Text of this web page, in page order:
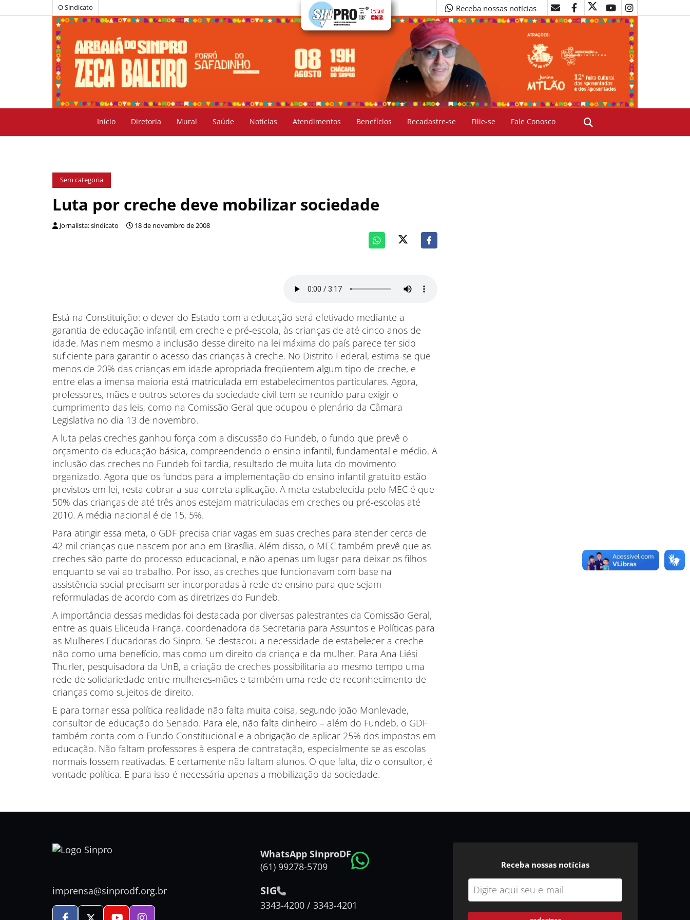
O Sindicato Receba nossas notícias
Início Diretoria Mural Saúde Notícias Atendimentos Benefícios Recadastre-se Filie-se Fale Conosco
Sem categoria
Luta por creche deve mobilizar sociedade
Jornalista: sindicato 18 de novembro de 2008
Está na Constituição: o dever do Estado com a educação será efetivado mediante a
garantia de educação infantil, em creche e pré-escola, às crianças de até cinco anos de
idade. Mas nem mesmo a inclusão desse direito na lei máxima do país parece ter sido
suficiente para garantir o acesso das crianças à creche. No Distrito Federal, estima-se que
menos de 20% das crianças em idade apropriada freqüentem algum tipo de creche, e
entre elas a imensa maioria está matriculada em estabelecimentos particulares. Agora,
professores, mães e outros setores da sociedade civil tem se reunido para exigir o
cumprimento das leis, como na Comissão Geral que ocupou o plenário da Câmara
Legislativa no dia 13 de novembro.
A luta pelas creches ganhou força com a discussão do Fundeb, o fundo que prevê o
orçamento da educação básica, compreendendo o ensino infantil, fundamental e médio. A
inclusão das creches no Fundeb foi tardia, resultado de muita luta do movimento
organizado. Agora que os fundos para a implementação do ensino infantil gratuito estão
previstos em lei, resta cobrar a sua correta aplicação. A meta estabelecida pelo MEC é que
50% das crianças de até três anos estejam matriculadas em creches ou pré-escolas até
2010. A média nacional é de 15, 5%.
Para atingir essa meta, o GDF precisa criar vagas em suas creches para atender cerca de
42 mil crianças que nascem por ano em Brasília. Além disso, o MEC também prevê que as
creches são parte do processo educacional, e não apenas um lugar para deixar os filhos
enquanto se vai ao trabalho. Por isso, as creches que funcionavam com base na
assistência social precisam ser incorporadas à rede de ensino para que sejam
reformuladas de acordo com as diretrizes do Fundeb.
A importância dessas medidas foi destacada por diversas palestrantes da Comissão Geral,
entre as quais Eliceuda França, coordenadora da Secretaria para Assuntos e Políticas para
as Mulheres Educadoras do Sinpro. Se destacou a necessidade de estabelecer a creche
não como uma benefício, mas como um direito da criança e da mulher. Para Ana Liési
Thurler, pesquisadora da UnB, a criação de creches possibilitaria ao mesmo tempo uma
rede de solidariedade entre mulheres-mães e também uma rede de reconhecimento de
crianças como sujeitos de direito.
E para tornar essa política realidade não falta muita coisa, segundo João Monlevade,
consultor de educação do Senado. Para ele, não falta dinheiro – além do Fundeb, o GDF
também conta com o Fundo Constitucional e a obrigação de aplicar 25% dos impostos em
educação. Não faltam professores à espera de contratação, especialmente se as escolas
normais fossem reativadas. E certamente não faltam alunos. O que falta, diz o consultor, é
vontade política. E para isso é necessária apenas a mobilização da sociedade.
imprensa@sinprodf.org.br
WhatsApp SinproDF
(61) 99278-5709
SIG
3343-4200 / 3343-4201
Receba nossas notícias